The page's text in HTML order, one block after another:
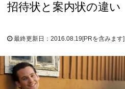
招待状と案内状の違い
最終更新日：2016.08.19[PRを含みます]